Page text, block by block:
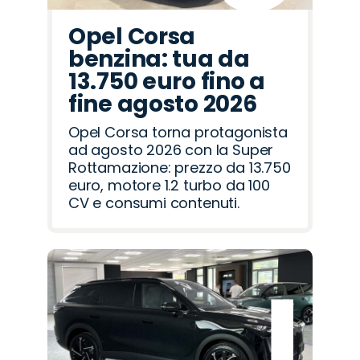
Opel Corsa
benzina: tua da
13.750 euro fino a
fine agosto 2026
Opel Corsa torna protagonista
ad agosto 2026 con la Super
Rottamazione: prezzo da 13.750
euro, motore 1.2 turbo da 100
CV e consumi contenuti.